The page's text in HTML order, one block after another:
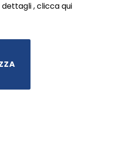
- C.F. 05834470634 - P.I.
, clicca qui